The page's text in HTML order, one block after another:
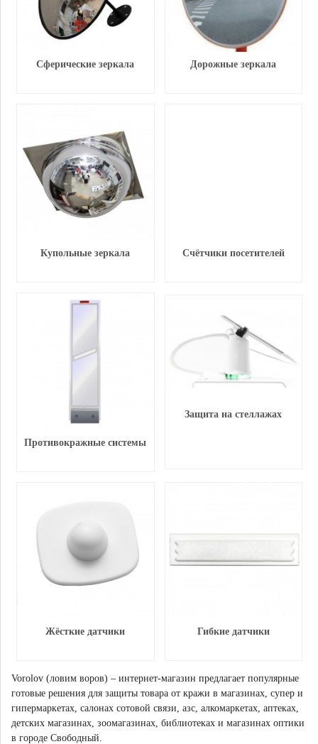
Сферические зеркала Дорожные зеркала
Купольные зеркала Счётчики посетителей
Противокражные системы
Защита на стеллажах
Жёсткие датчики Гибкие датчики
Vorolov (ловим воров) – интернет-магазин предлагает популярные
готовые решения для защиты товара от кражи в магазинах, супер и
гипермаркетах, салонах сотовой связи, азс, алкомаркетах, аптеках,
детских магазинах, зоомагазинах, библиотеках и магазинах оптики
в городе Свободный.